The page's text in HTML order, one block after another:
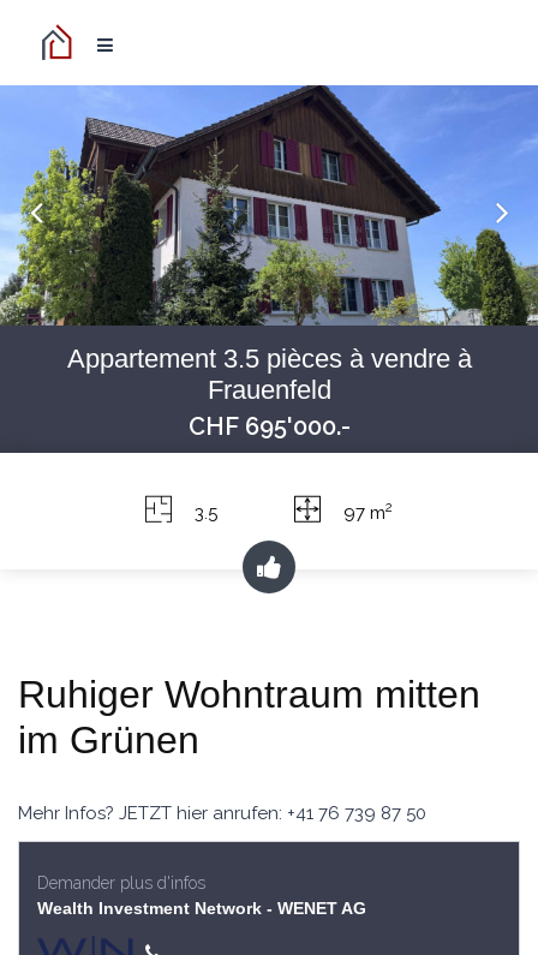
Appartement 3.5 pièces à vendre à
Frauenfeld
CHF 695'000.-
3.5 97 m2
Ruhiger Wohntraum mitten
im Grünen
Mehr Infos? JETZT hier anrufen: +41 76 739 87 50
Demander plus d'infos
Wealth Investment Network - WENET AG